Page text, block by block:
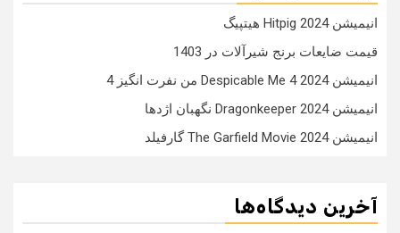
انیمیشن Hitpig 2024 هیتپیگ
قیمت ضایعات برنج شیرآلات در 1403
انیمیشن Despicable Me 4 2024 من نفرت انگیز 4
انیمیشن Dragonkeeper 2024 نگهبان اژدها
انیمیشن The Garfield Movie 2024 گارفیلد
آخرین دیدگاه‌ها